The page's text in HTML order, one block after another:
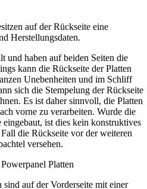
auf der Rückseite eine
Herstellungsdaten.
und haben auf beiden Seiten die
kann die Rückseite der Platten
Unebenheiten und im Schliff
sich die Stempelung der Rückseite
Es ist daher sinnvoll, die Platten
vorne zu verarbeiten. Wurde die
ist dies kein konstruktives
die Rückseite vor der weiteren
versehen.
Platten
auf der Vorderseite mit einer